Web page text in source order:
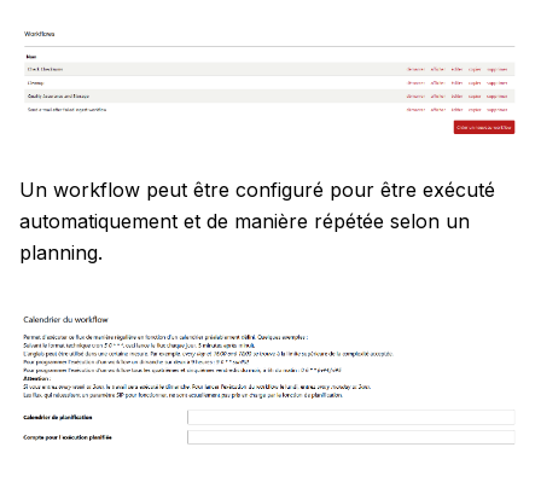
Un workflow peut être configuré pour être exécuté
automatiquement et de manière répétée selon un
planning.